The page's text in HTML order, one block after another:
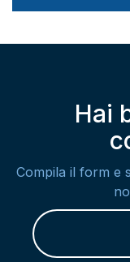
Hai
Compila il form e